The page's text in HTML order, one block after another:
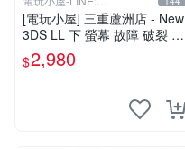
@AHZ5142U
[電玩小屋] 三重蘆洲店 - New
3DS LL 下 螢幕 故障 破裂 更
換 [現場維修]
$2,980